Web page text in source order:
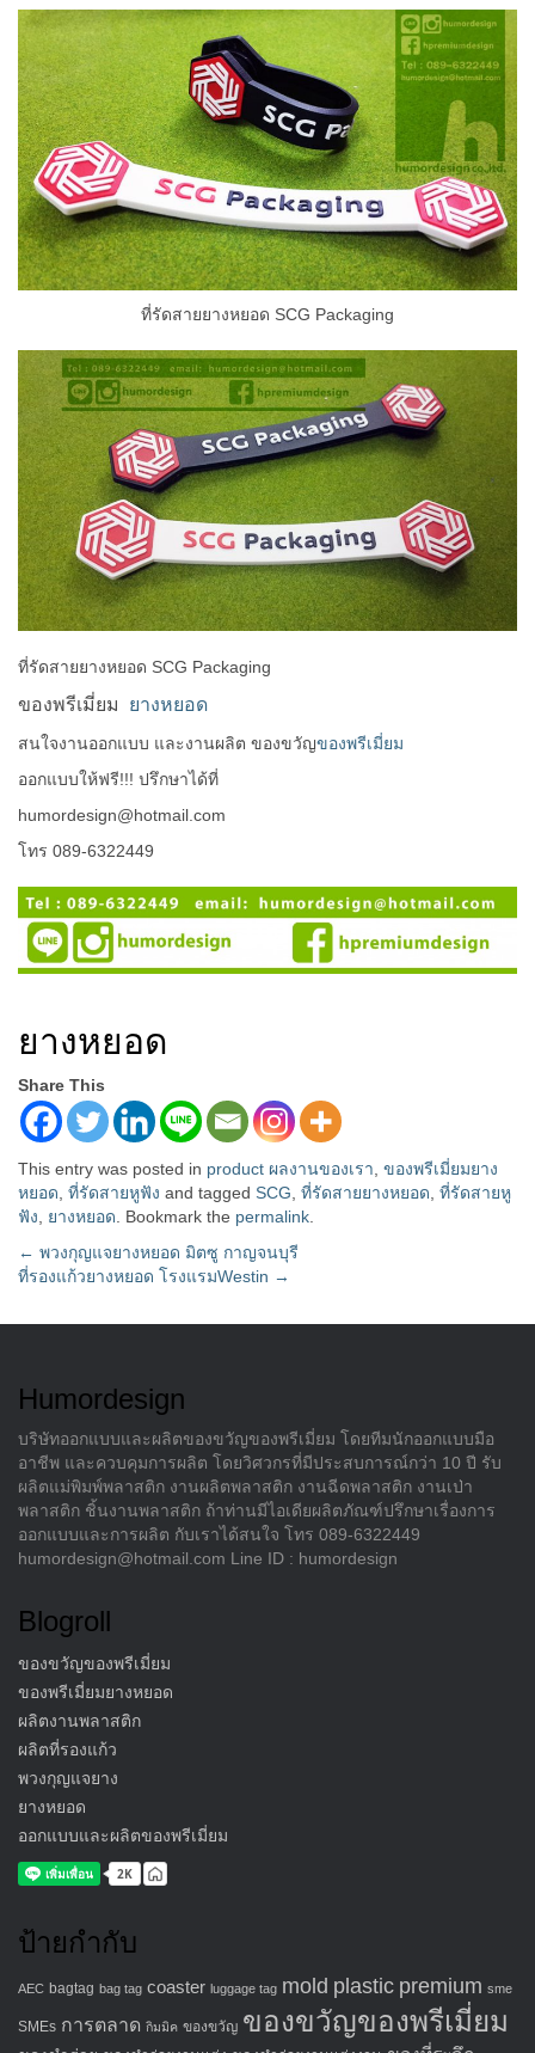
ที่รัดสายยางหยอด SCG Packaging
ที่รัดสายยางหยอด SCG Packaging
ของพรีเมี่ยม ยางหยอด
สนใจงานออกแบบ และงานผลิต ของขวัญของพรีเมี่ยม
ออกแบบให้ฟรี!!! ปรึกษาได้ที่
humordesign@hotmail.com
โทร 089-6322449
ยางหยอด
Share This
This entry was posted in product ผลงานของเรา ของพรีเมี่ยมยาง
หยอด ที่รัดสายหูฟัง and tagged SCG ที่รัดสายยางหยอด ที่รัดสายหู
ฟัง
ยางหยอด . Bookmark the permalink
Post
← พวงกุญแจยางหยอด มิตซู กาญจนบุรี
ที่รองแก้วยางหยอด โรงแรมWestin →
Humordesign
บริษัทออกแบบและผลิตของขวัญของพรีเมี่ยม โดยทีมนักออกแบบมือ
อาชีพ และควบคุมการผลิต โดยวิศวกรที่มีประสบการณ์กว่า 10 ปี รับ
ผลิตแม่พิมพ์พลาสติก งานผลิตพลาสติก งานฉีดพลาสติก งานเป่า
พลาสติก ชิ้นงานพลาสติก ถ้าท่านมีไอเดียผลิตภัณฑ์ปรึกษาเรื่องการ
ออกแบบและการผลิต กับเราได้สนใจ โทร 089-6322449
humordesign@hotmail.com Line ID : humordesign
Blogroll
ของขวัญของพรีเมี่ยม
ของพรีเมี่ยมยางหยอด
ผลิตงานพลาสติก
ผลิตที่รองแก้ว
พวงกุญแจยาง
ยางหยอด
ออกแบบและผลิตของพรีเมี่ยม
ป้ายกำกับ
AEC bagtag bag tag coaster luggage tag mold plastic premium sme
SMEs การตลาด กิมมิค ของขวัญ ของขวัญของพรีเมี่ยม